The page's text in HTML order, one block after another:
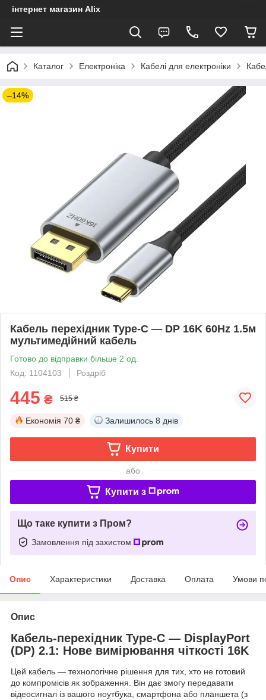
інтернет магазин Alix
Каталог Електроніка Кабелі для електроніки
–14%
Кабель перехідник Type-C — DP 16K 60Hz 1.5м
мультимедійний кабель
Готово до відправки більше 2 од.
Код: 1104103
Роздріб
445 ₴ 515 ₴
Економія 70 ₴ Залишилось 8 днів
Купити
або
Купити з
Що таке купити з Пром?
Замовлення під захистом
Опис Характеристики Доставка Оплата Умови
Опис
Кабель-перехідник Type-C — DisplayPort
(DP) 2.1: Нове вимірювання чіткості 16K
Цей кабель — технологічне рішення для тих, хто не готовий
до компромісів як зображення. Він дає змогу передавати
відеосигнал із вашого ноутбука, смартфона або планшета (з